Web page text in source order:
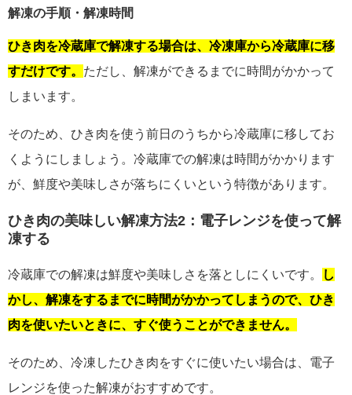
解凍の手順・解凍時間
ひき肉を冷蔵庫で解凍する場合は、冷凍庫から冷蔵庫に移
すだけです。 ただし、解凍ができるまでに時間がかかって
しまいます。
そのため、ひき肉を使う前日のうちから冷蔵庫に移してお
くようにしましょう。冷蔵庫での解凍は時間がかかります
が、鮮度や美味しさが落ちにくいという特徴があります。
ひき肉の美味しい解凍方法2：電子レンジを使って解
凍する
冷蔵庫での解凍は鮮度や美味しさを落としにくいです。
し
かし、解凍をするまでに時間がかかってしまうので、ひき
肉を使いたいときに、すぐ使うことができません。
そのため、冷凍したひき肉をすぐに使いたい場合は、電子
レンジを使った解凍がおすすめです。